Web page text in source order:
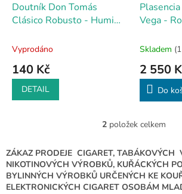
Doutník Don Tomás
Clásico Robusto - Humi
Vyprodáno
140 Kč
DETAIL
Vega -
Skladem
2 550
Do
O
l
á
d
a
2položek celkem
ZÁKAZ PRODEJE CIGARET, TABÁKOVÝCH
NIKOTINOVÝCH VÝROBKŮ, KUŘÁCKÝCH
BYLINNÝCH VÝROBKŮ URČENÝCH KE
ELEKTRONICKÝCH CIGARET OSOBÁM